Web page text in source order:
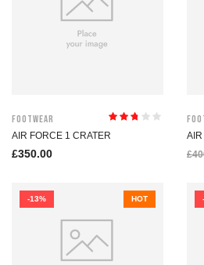
Footwear
Valutato
2.65
AIR FORCE 1 CRATER
£350.00
£
HOT
-13%